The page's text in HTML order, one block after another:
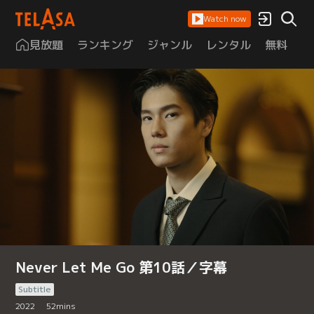
Watch now
見放題 ランキング ジャンル レンタル 無料
Never Let Me Go 第10話／字幕
Subtitle
2022
52mins